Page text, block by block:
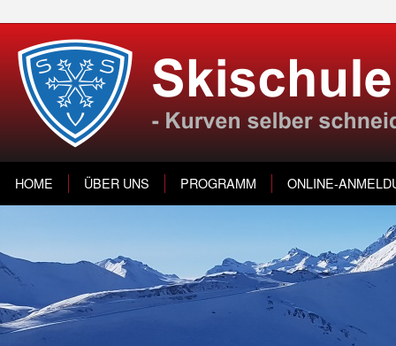
HOME ÜBER UNS PROGRAMM ONLINE-